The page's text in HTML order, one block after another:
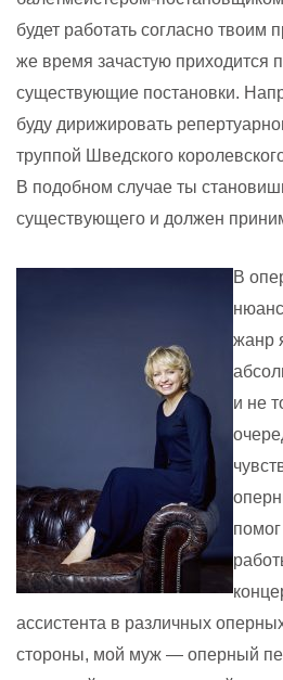
будет работать согласно твоим
же время зачастую приходится
существующие постановки.
буду дирижировать
труппой Шведского
В подобном случае ты
существующего и должен
В
жанр
и не
ассистента в различных
стороны, мой муж — оперный